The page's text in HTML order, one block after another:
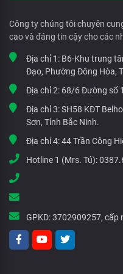
Công ty chúng tôi chuyên
cao và đáng tin cậy cho các
Địa chỉ 1: B6-Khu trung
Đạo, Phường Đông Hòa,
Địa chỉ 2: 68/6 Đường số
Địa chỉ 3:SH58 KĐT
Sơn, Tỉnh Bắc Ninh.
Địa chỉ 4:44 Trần Công
Hotline 1 (Mrs. Tú):
GPKD:3702909257, cấp